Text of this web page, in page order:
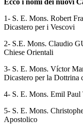
Ecco i nomi dei nuovi
1- S. E. Mons. Robert
Dicastero per i Vescovi
2- S.E. Mons. Claudio
Chiese Orientali
3- S. E. Mons. Víctor
Dicastero per la Dottrina
4- S. E. Mons. Emil
5- S. E. Mons.
Apostolico